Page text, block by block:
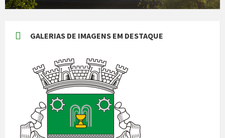
GALERIAS DE IMAGENS EM DESTAQUE